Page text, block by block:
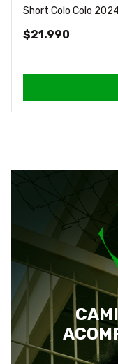
Short Colo Colo
$21.990